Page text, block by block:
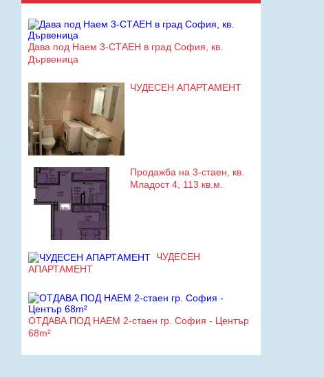
Дава под Наем 3-СТАЕН в град София, кв.
Дървеница
ЧУДЕСЕН АПАРТАМЕНТ
Продажба на 3-стаен, кв.
Младост 4, 113 кв.м.
ЧУДЕСЕН
АПАРТАМЕНТ
ОТДАВА ПОД НАЕМ 2-стаен гр. София - Център
68m²